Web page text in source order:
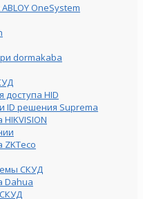
OneSystem
dormakaba
доступа HID
ID решения Suprema
ZKTeco
СКУД
Dahua